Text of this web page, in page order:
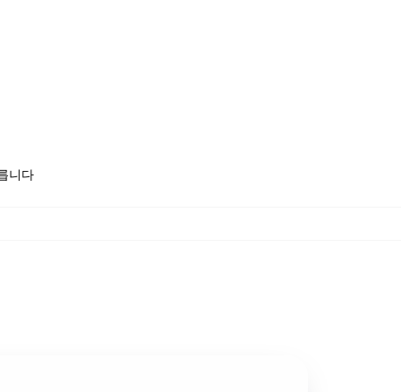
니다